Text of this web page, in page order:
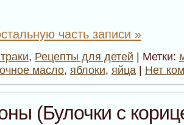
часть записи »
, Рецепты для детей | Метки:
масло, яблоки, яйца | Нет
(Булочки с